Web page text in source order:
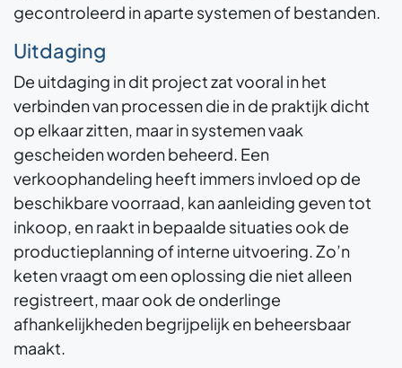
gecontroleerd in aparte systemen of bestanden.
Uitdaging
De uitdaging in dit project zat vooral in het
verbinden van processen die in de praktijk dicht
op elkaar zitten, maar in systemen vaak
gescheiden worden beheerd. Een
verkoophandeling heeft immers invloed op de
beschikbare voorraad, kan aanleiding geven tot
inkoop, en raakt in bepaalde situaties ook de
productieplanning of interne uitvoering. Zo’n
keten vraagt om een oplossing die niet alleen
registreert, maar ook de onderlinge
afhankelijkheden begrijpelijk en beheersbaar
maakt.